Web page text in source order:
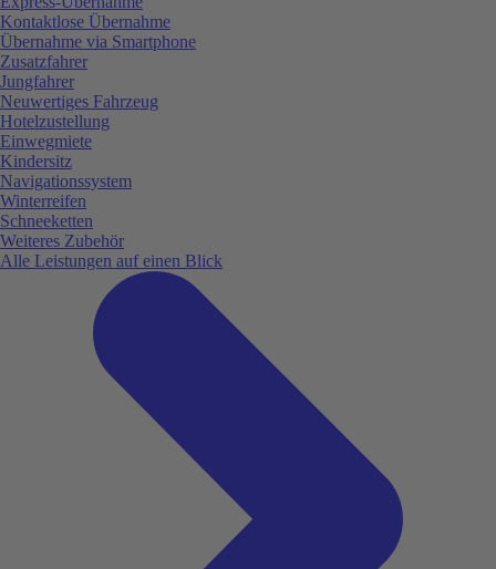
Kontaktlose Übernahme
Übernahme via Smartphone
Zusatzfahrer
Jungfahrer
Neuwertiges Fahrzeug
Hotelzustellung
Einwegmiete
Kindersitz
Navigationssystem
Winterreifen
Schneeketten
Weiteres Zubehör
Alle Leistungen auf einen Blick